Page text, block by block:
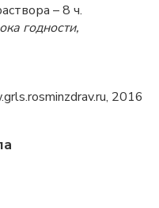
– 8 ч.
годности,
2016